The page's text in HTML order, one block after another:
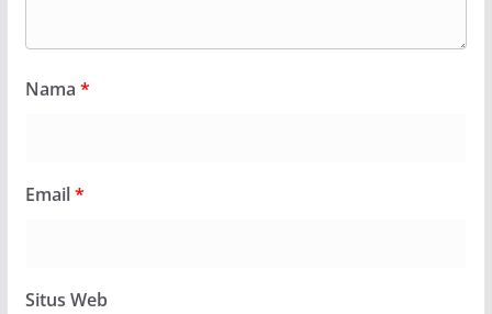
Nama *
Email*
Situs Web